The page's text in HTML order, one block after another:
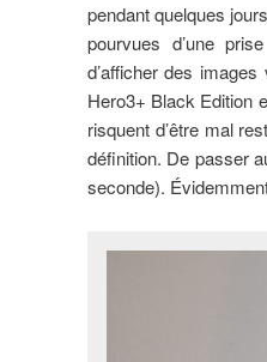
pendant quelques
pourvues d’une
d’afficher des
Hero3+ Black Edition
risquent d’être mal
définition. De passer
seconde).